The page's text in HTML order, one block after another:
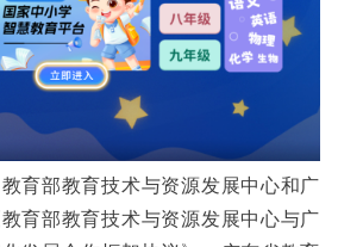
育部教育技术与资源发展中心和广
育部教育技术与资源发展中心与广